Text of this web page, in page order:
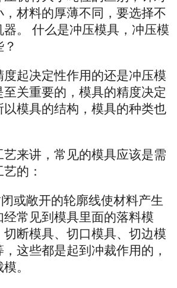
材料的厚薄不同，要选择不
。
什么是冲压模具，冲压模
起决定性作用的还是冲压模
关重要的，模具的精度决定
以模具的结构，模具的种类也
艺来讲，常见的模具应该是需
的：
或敞开的轮廓线使材料产生
常见到模具里面的落料模
断模具、切口模具、切边模
这些都是起到冲裁作用的，
。